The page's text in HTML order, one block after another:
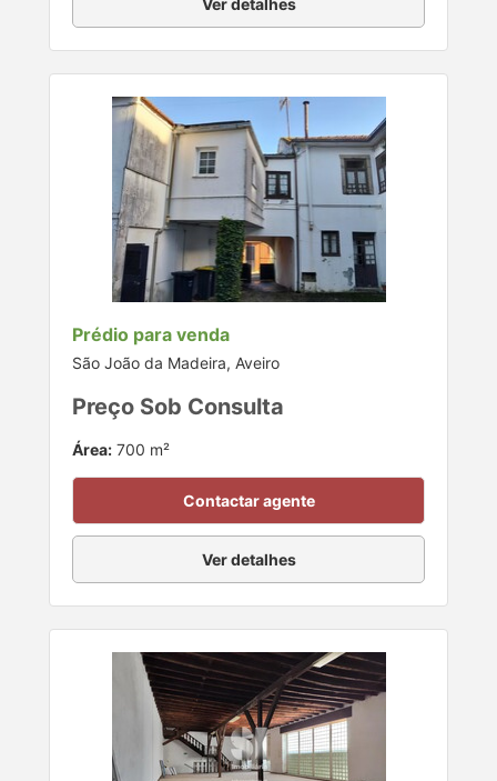
Prédio para venda
São João da Madeira, Aveiro
Preço Sob Consulta
Área: 700 m²
Contactar agente
Ver detalhes